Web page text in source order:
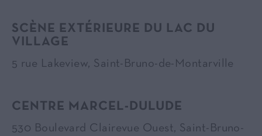
SCÈNE EXTÉRIEURE DU LAC DU
VILLAGE
5 rue Lakeview, Saint-Bruno-de-Montarville
CENTRE MARCEL-DULUDE
530 Boulevard Clairevue Ouest, Saint-Bruno-